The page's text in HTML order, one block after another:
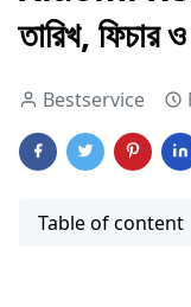
তারিখ, ফিচার
Bestservice
Table of content